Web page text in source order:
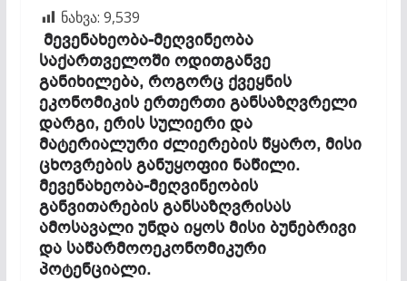
ნახვა: 9,539
მევენახეობა-მეღვინეობა
საქართველოში ოდითგანვე
განიხილება, როგორც ქვეყნის
ეკონომიკის ერთერთი განსაზღვრელი
დარგი, ერის სულიერი და
მატერიალური ძლიერების წყარო, მისი
ცხოვრების განუყოფიი ნაწილი.
მევენახეობა-მეღვინეობის
განვითარების განსაზღვრისას
ამოსავალი უნდა იყოს მისი ბუნებრივი
და საწარმოოეკონომიკური
პოტენციალი.